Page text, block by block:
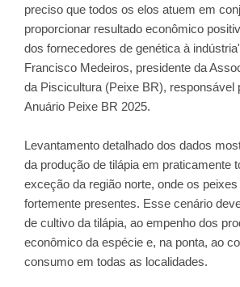
preciso que todos os elos atuem em
proporcionar resultado econômico
dos fornecedores de genética à
Francisco Medeiros, presidente da
da Piscicultura (Peixe BR), responsável
Anuário Peixe BR 2025.
Levantamento detalhado dos dados
da produção de tilápia em praticamente
exceção da região norte, onde os
fortemente presentes. Esse cenário
de cultivo da tilápia, ao empenho dos
econômico da espécie e, na ponta, ao
consumo em todas as localidades.